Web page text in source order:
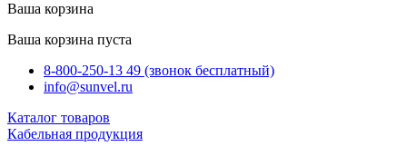
Ваша корзина
Ваша корзина пуста
8-800-250-13 49 (звонок бесплатный)
info@sunvel.ru
Каталог товаров
Кабельная продукция